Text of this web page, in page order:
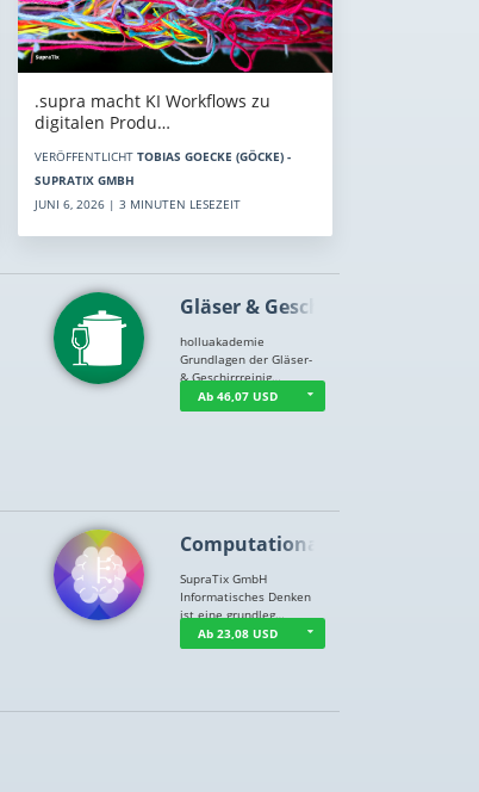
.supra macht KI Workflows zu
digitalen Produ…
VERÖFFENTLICHT TOBIAS GOECKE (GÖCKE) -
SUPRATIX GMBH
JUNI 6, 2026 | 3 MINUTEN LESEZEIT
Gläser & Geschi…
holluakademie
Grundlagen der Gläser-
& Geschirrreinig…
Ab 46,07 USD
Computational T…
SupraTix GmbH
Informatisches Denken
ist eine grundleg…
Ab 23,08 USD